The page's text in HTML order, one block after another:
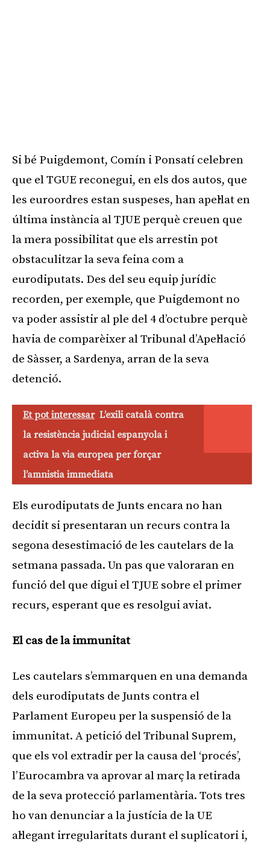
Si bé Puigdemont, Comín i Ponsatí celebren
que el TGUE reconegui, en els dos autos, que
les euroordres estan suspeses, han apel·lat en
última instància al TJUE perquè creuen que
la mera possibilitat que els arrestin pot
obstaculitzar la seva feina com a
eurodiputats. Des del seu equip jurídic
recorden, per exemple, que Puigdemont no
va poder assistir al ple del 4 d’octubre perquè
havia de comparèixer al Tribunal d’Apel·lació
de Sàsser, a Sardenya, arran de la seva
detenció.
Et pot interessar L’exili català contra
la resistència judicial espanyola i
activa la via europea per forçar
l’amnistia immediata
Els eurodiputats de Junts encara no han
decidit si presentaran un recurs contra la
segona desestimació de les cautelars de la
setmana passada. Un pas que valoraran en
funció del que digui el TJUE sobre el primer
recurs, esperant que es resolgui aviat.
El cas de la immunitat
Les cautelars s’emmarquen en una demanda
dels eurodiputats de Junts contra el
Parlament Europeu per la suspensió de la
immunitat. A petició del Tribunal Suprem,
que els vol extradir per la causa del ‘procés’,
l’Eurocambra va aprovar al març la retirada
de la seva protecció parlamentària. Tots tres
ho van denunciar a la justícia de la UE
al·legant irregularitats durant el suplicatori i,